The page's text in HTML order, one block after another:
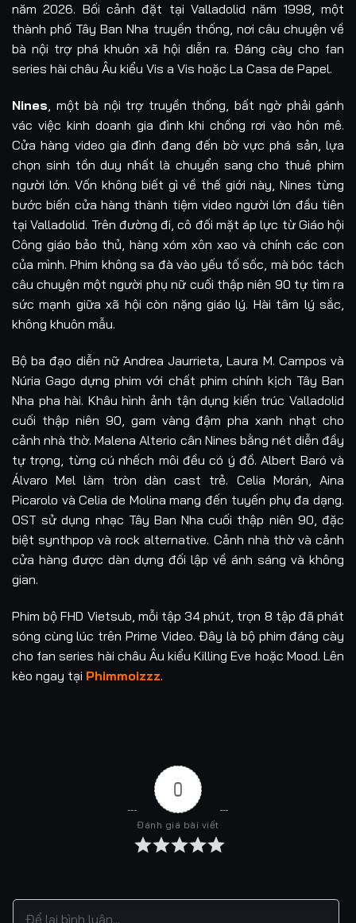
năm 2026. Bối cảnh đặt tại Valladolid năm 1998, một
thành phố Tây Ban Nha truyền thống, nơi câu chuyện về
bà nội trợ phá khuôn xã hội diễn ra. Đáng cày cho fan
series hài châu Âu kiểu Vis a Vis hoặc La Casa de Papel.
Nines , một bà nội trợ truyền thống, bất ngờ phải gánh
vác việc kinh doanh gia đình khi chồng rơi vào hôn mê.
Cửa hàng video gia đình đang đến bờ vực phá sản, lựa
chọn sinh tồn duy nhất là chuyển sang cho thuê phim
người lớn. Vốn không biết gì về thế giới này, Nines từng
bước biến cửa hàng thành tiệm video người lớn đầu tiên
tại Valladolid. Trên đường đi, cô đối mặt áp lực từ Giáo hội
Công giáo bảo thủ, hàng xóm xôn xao và chính các con
của mình. Phim không sa đà vào yếu tố sốc, mà bóc tách
câu chuyện một người phụ nữ cuối thập niên 90 tự tìm ra
sức mạnh giữa xã hội còn nặng giáo lý. Hài tâm lý sắc,
không khuôn mẫu.
Bộ ba đạo diễn nữ Andrea Jaurrieta, Laura M. Campos và
Núria Gago dựng phim với chất phim chính kịch Tây Ban
Nha pha hài. Khâu hình ảnh tận dụng kiến trúc Valladolid
cuối thập niên 90, gam vàng đậm pha xanh nhạt cho
cảnh nhà thờ. Malena Alterio cân Nines bằng nét diễn đầy
tự trọng, từng cú nhếch môi đều có ý đồ. Albert Baró và
Álvaro Mel làm tròn dàn cast trẻ. Celia Morán, Aina
Picarolo và Celia de Molina mang đến tuyến phụ đa dạng.
OST sử dụng nhạc Tây Ban Nha cuối thập niên 90, đặc
biệt synthpop và rock alternative. Cảnh nhà thờ và cảnh
cửa hàng được dàn dựng đối lập về ánh sáng và không
gian.
Phim bộ FHD Vietsub, mỗi tập 34 phút, trọn 8 tập đã phát
sóng cùng lúc trên Prime Video. Đây là bộ phim đáng cày
cho fan series hài châu Âu kiểu Killing Eve hoặc Mood. Lên
kèo ngay tại Phimmoizzz.
0
Đánh giá bài viết